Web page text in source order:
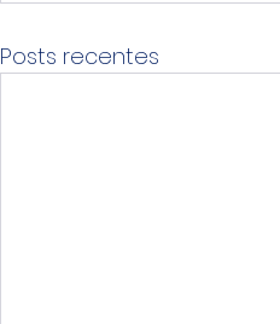
Posts recentes